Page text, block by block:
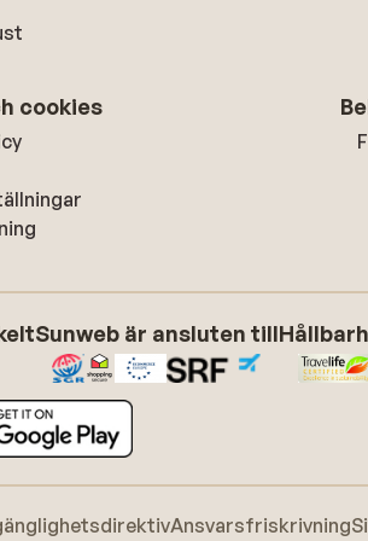
cookies
Sunweb är ansluten till
Ansvarsfriskrivning